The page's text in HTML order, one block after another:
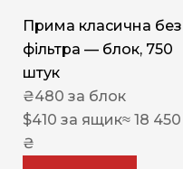
Прима класична без
фільтра — блок, 750
штук
₴480 за блок
$410 за ящик≈ 18 450
₴